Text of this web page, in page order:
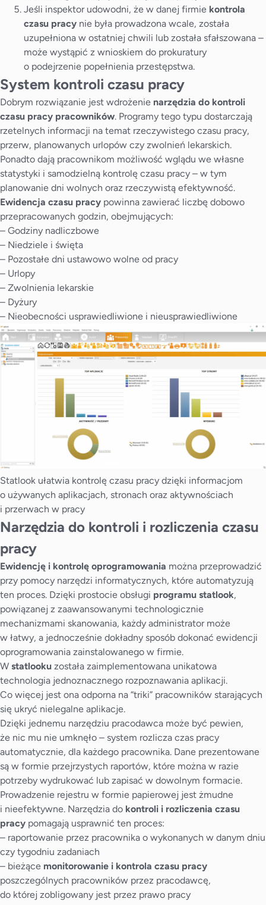
Jeśli inspektor udowodni, że w danej firmie kontrola
czasu pracy nie była prowadzona wcale, została
uzupełniona w ostatniej chwili lub została sfałszowana –
może wystąpić z wnioskiem do prokuratury
o podejrzenie popełnienia przestępstwa.
System kontroli czasu pracy
Dobrym rozwiązanie jest wdrożenie narzędzia do kontroli
czasu pracy pracowników. Programy tego typu dostarczają
rzetelnych informacji na temat rzeczywistego czasu pracy,
przerw, planowanych urlopów czy zwolnień lekarskich.
Ponadto dają pracownikom możliwość wglądu we własne
statystyki i samodzielną kontrolę czasu pracy – w tym
planowanie dni wolnych oraz rzeczywistą efektywność.
Ewidencja czasu pracy powinna zawierać liczbę dobowo
przepracowanych godzin, obejmujących:
– Godziny nadliczbowe
– Niedziele i święta
– Pozostałe dni ustawowo wolne od pracy
– Urlopy
– Zwolnienia lekarskie
– Dyżury
– Nieobecności usprawiedliwione i nieusprawiedliwione
Statlook ułatwia kontrolę czasu pracy dzięki informacjom
o używanych aplikacjach, stronach oraz aktywnościach
i przerwach w pracy
Narzędzia do kontroli i rozliczenia czasu
pracy
Ewidencję i kontrolę oprogramowania można przeprowadzić
przy pomocy narzędzi informatycznych, które automatyzują
ten proces. Dzięki prostocie obsługi programu statlook,
powiązanej z zaawansowanymi technologicznie
mechanizmami skanowania, każdy administrator może
w łatwy, a jednocześnie dokładny sposób dokonać ewidencji
oprogramowania zainstalowanego w firmie.
W statlooku została zaimplementowana unikatowa
technologia jednoznacznego rozpoznawania aplikacji.
Co więcej jest ona odporna na “triki” pracowników starających
się ukryć nielegalne aplikacje.
Dzięki jednemu narzędziu pracodawca może być pewien,
że nic mu nie umknęło – system rozlicza czas pracy
automatycznie, dla każdego pracownika. Dane prezentowane
są w formie przejrzystych raportów, które można w razie
potrzeby wydrukować lub zapisać w dowolnym formacie.
Prowadzenie rejestru w formie papierowej jest żmudne
i nieefektywne. Narzędzia do kontroli i rozliczenia czasu
pracy pomagają usprawnić ten proces:
– raportowanie przez pracownika o wykonanych w danym dniu
czy tygodniu zadaniach
– bieżące monitorowanie i kontrola czasu pracy
poszczególnych pracowników przez pracodawcę,
do której zobligowany jest przez prawo pracy